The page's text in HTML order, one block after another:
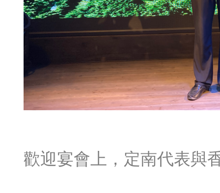
歡迎宴會上，定南代表與